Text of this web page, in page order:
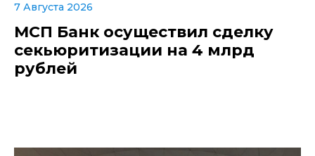
7 Августа 2026
МСП Банк осуществил сделку
секьюритизации на 4 млрд
рублей